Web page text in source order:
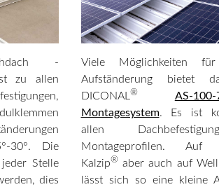
-
zu allen
30°. Die
Stelle
dies
Viele Möglichkeiten
Aufständerung bietet
DICONAL ®
AS-
Montagesystem. Es ist
allen
Montageprofilen. Auf
Kalzip® aber auch auf
lässt sich so eine kleine